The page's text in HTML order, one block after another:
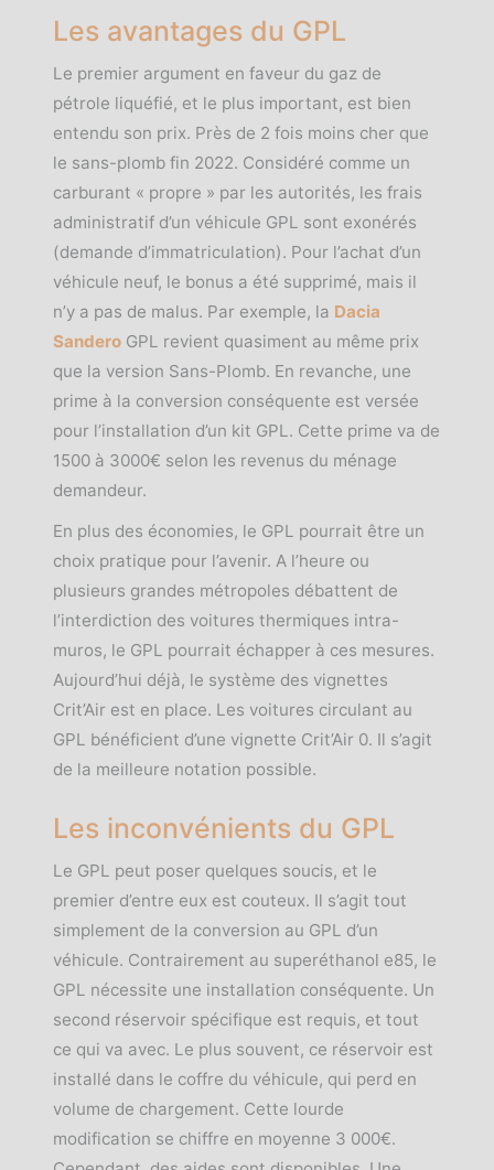
Les avantages du GPL
Le premier argument en faveur du gaz de
pétrole liquéfié, et le plus important, est bien
entendu son prix. Près de 2 fois moins cher que
le sans-plomb fin 2022. Considéré comme un
carburant « propre » par les autorités, les frais
administratif d’un véhicule GPL sont exonérés
(demande d’immatriculation). Pour l’achat d’un
véhicule neuf, le bonus a été supprimé, mais il
n’y a pas de malus. Par exemple, la Dacia
Sandero GPL revient quasiment au même prix
que la version Sans-Plomb. En revanche, une
prime à la conversion conséquente est versée
pour l’installation d’un kit GPL. Cette prime va de
1500 à 3000€ selon les revenus du ménage
demandeur.
En plus des économies, le GPL pourrait être un
choix pratique pour l’avenir. A l’heure ou
plusieurs grandes métropoles débattent de
l’interdiction des voitures thermiques intra-
muros, le GPL pourrait échapper à ces mesures.
Aujourd’hui déjà, le système des vignettes
Crit’Air est en place. Les voitures circulant au
GPL bénéficient d’une vignette Crit’Air 0. Il s’agit
de la meilleure notation possible.
Les inconvénients du GPL
Le GPL peut poser quelques soucis, et le
premier d’entre eux est couteux. Il s’agit tout
simplement de la conversion au GPL d’un
véhicule. Contrairement au superéthanol e85, le
GPL nécessite une installation conséquente. Un
second réservoir spécifique est requis, et tout
ce qui va avec. Le plus souvent, ce réservoir est
installé dans le coffre du véhicule, qui perd en
volume de chargement. Cette lourde
modification se chiffre en moyenne 3 000€.